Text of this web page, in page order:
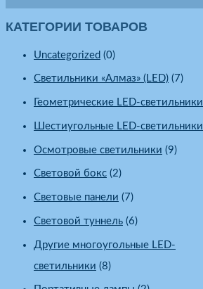
КАТЕГОРИИ ТОВАРОВ
Uncategorized (0)
Светильники «Алмаз» (LED) (7)
Геометрические LED-светильники
Шестиугольные LED-светильники
Осмотровые светильники (9)
Световой бокс (2)
Световые панели (7)
Световой туннель (6)
Другие многоугольные LED-
светильники (8)